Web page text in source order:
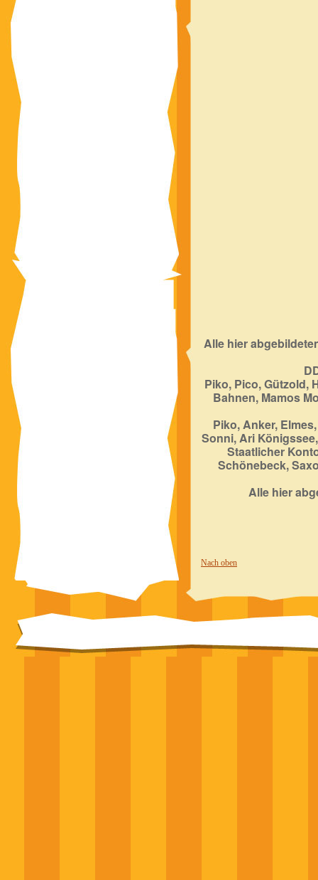
Alle hier
Piko, Pico, Gützold,
Bahnen, Mamos
Piko, Anker,
Sonni, Ari
Staatlicher
Schönebeck,
Alle hier
Nach oben